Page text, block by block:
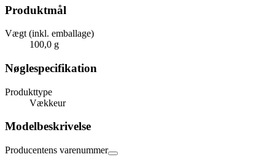
Produktmål
Vægt (inkl. emballage)
100,0 g
Nøglespecifikation
Produkttype
Vækkeur
Modelbeskrivelse
Producentens varenummer